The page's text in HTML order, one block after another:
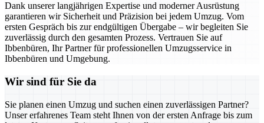
Dank unserer langjährigen Expertise und moderner Ausrüstung
garantieren wir Sicherheit und Präzision bei jedem Umzug. Vom
ersten Gespräch bis zur endgültigen Übergabe – wir begleiten Sie
zuverlässig durch den gesamten Prozess. Vertrauen Sie auf
Ibbenbüren, Ihr Partner für professionellen Umzugsservice in
Ibbenbüren und Umgebung.
Wir sind für Sie da
Sie planen einen Umzug und suchen einen zuverlässigen Partner?
Unser erfahrenes Team steht Ihnen von der ersten Anfrage bis zum